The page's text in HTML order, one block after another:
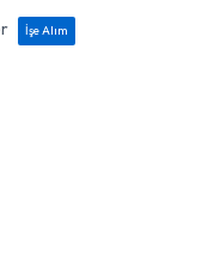
İşe Alım